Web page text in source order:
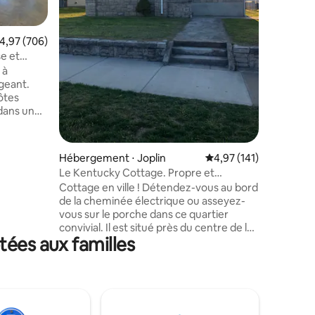
moyenne sur la base de 706 commentaires : 4,97 sur 5
4,97 (706)
et
une
sur
Hébergement ⋅ Joplin Évaluation moyenne
4,97 (141)
Le Kentucky Cottage. Propre et
confortable !
Cottage en ville ! Détendez-vous au bord
de la cheminée électrique ou asseyez-
vous sur le porche dans ce quartier
convivial. Il est situé près du centre de la
ville ; à proximité des deux hôpitaux et du
lycée. Propose deux chambres et une
aux familles